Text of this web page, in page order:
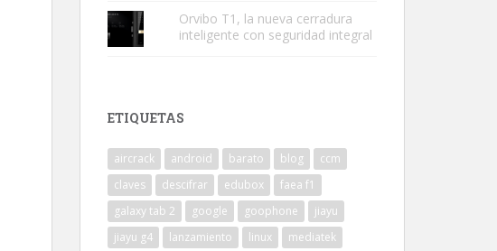
Orvibo T1, la nueva cerradura
inteligente con seguridad integral
ETIQUETAS
aircrack android barato blog
ccm
claves
descifrar edubox
faea f1
galaxy tab 2
google goophone
jiayu
jiayu g4
lanzamiento linux
mediatek